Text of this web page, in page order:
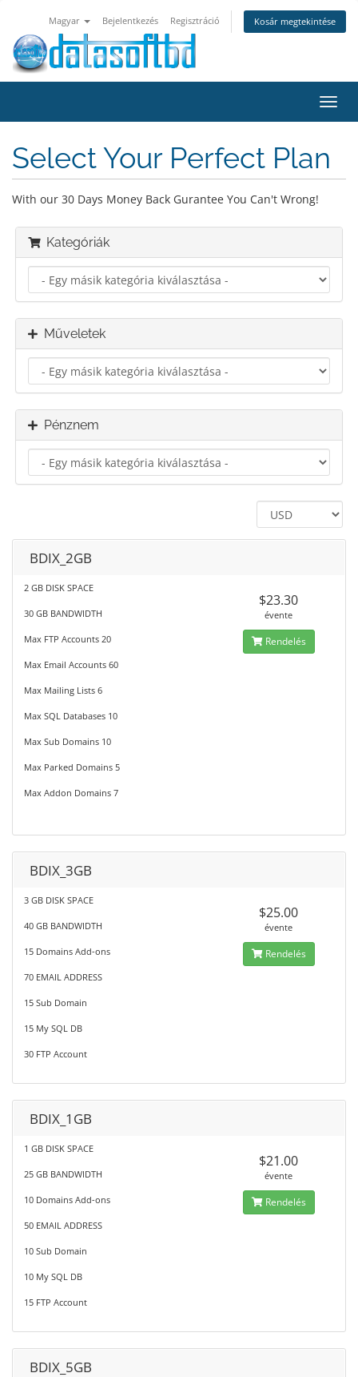
Magyar Bejelentkezés Regisztráció Kosár megtekintése
a
Select Your Perfect Plan
With our 30 Days Money Back Gurantee You Can't Wrong!
Kategóriák
Műveletek
Pénznem
BDIX_2GB
2 GB DISK SPACE
30 GB BANDWIDTH
Max FTP Accounts 20
Max Email Accounts 60
Max Mailing Lists 6
Max SQL Databases 10
Max Sub Domains 10
Max Parked Domains 5
Max Addon Domains 7
$23.30
évente
Rendelés
BDIX_3GB
3 GB DISK SPACE
40 GB BANDWIDTH
15 Domains Add-ons
70 EMAIL ADDRESS
15 Sub Domain
15 My SQL DB
30 FTP Account
$25.00
évente
Rendelés
BDIX_1GB
1 GB DISK SPACE
25 GB BANDWIDTH
10 Domains Add-ons
50 EMAIL ADDRESS
10 Sub Domain
10 My SQL DB
15 FTP Account
$21.00
évente
Rendelés
BDIX_5GB